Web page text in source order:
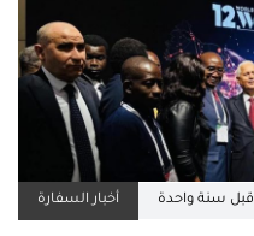
قبل سنة واحدة أخبار السفارة